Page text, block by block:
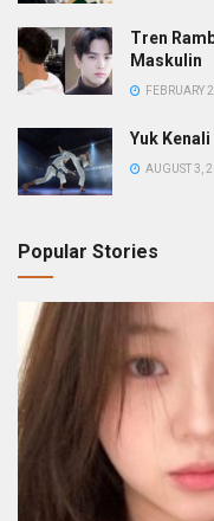
Tren
Maskulin
FEBRUARY
Yuk
AUGUST 3,
Popular Stories